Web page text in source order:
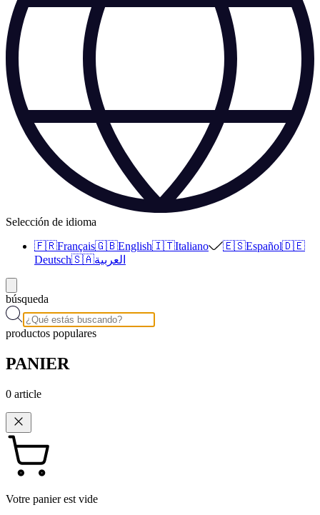
Selección de idioma
🇫🇷Français🇬🇧English🇮🇹Italiano 🇪🇸Español🇩🇪
Deutsch🇸🇦العربية
búsqueda
productos populares
PANIER
0 article
Votre panier est vide